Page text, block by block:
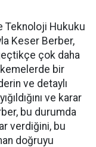
Teknoloji Hukuku
Keser Berber,
çok daha
bir
ve detaylı
ve karar
bu durumda
verdiğini, bu
doğruyu